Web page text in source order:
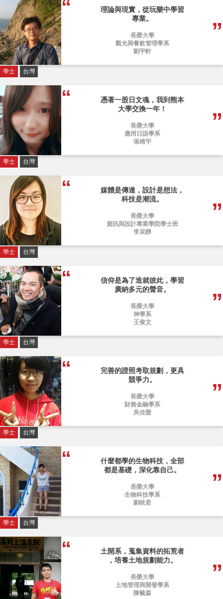
理論與現實，從玩樂中學習
專業。
長榮大學
觀光與餐飲管理學系
劉宇軒
學士 台灣
憑著一股日文魂，我到熊本
大學交換一年！
長榮大學
應用日語學系
張靖宇
學士 台灣
媒體是傳達，設計是想法，
科技是潮流。
長榮大學
資訊與設計專業學院學士班
李采靜
學士 台灣
信仰是為了造就彼此，學習
廣納多元的聲音。
長榮大學
神學系
王俊文
學士 台灣
完善的證照考取規劃，更具
競爭力。
長榮大學
財務金融學系
吳佳螢
學士 台灣
什麼都學的生物科技，全部
都是基礎，深化靠自己。
長榮大學
生物科技學系
劉映君
學士 台灣
土開系，蒐集資料的拓荒者
，培養土地規劃能力。
長榮大學
土地管理與開發學系
陳毓森